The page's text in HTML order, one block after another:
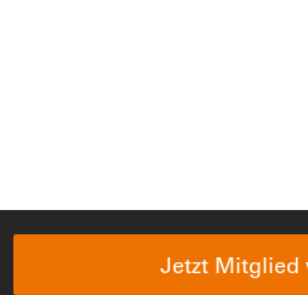
Jetzt Mitglied